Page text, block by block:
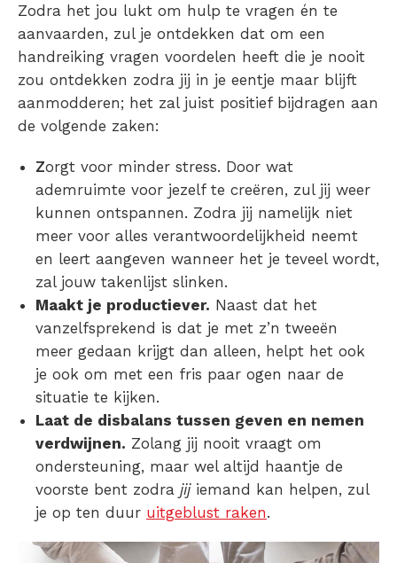
Zodra het jou lukt om hulp te vragen én te
aanvaarden, zul je ontdekken dat om een
handreiking vragen voordelen heeft die je nooit
zou ontdekken zodra jij in je eentje maar blijft
aanmodderen; het zal juist positief bijdragen aan
de volgende zaken:
Zorgt voor minder stress. Door wat
ademruimte voor jezelf te creëren, zul jij weer
kunnen ontspannen. Zodra jij namelijk niet
meer voor alles verantwoordelijkheid neemt
en leert aangeven wanneer het je teveel wordt,
zal jouw takenlijst slinken.
Maakt je productiever. Naast dat het
vanzelfsprekend is dat je met z’n tweeën
meer gedaan krijgt dan alleen, helpt het ook
je ook om met een fris paar ogen naar de
situatie te kijken.
Laat de disbalans tussen geven en nemen
verdwijnen. Zolang jij nooit vraagt om
ondersteuning, maar wel altijd haantje de
voorste bent zodra jij iemand kan helpen, zul
je op ten duur uitgeblust raken.